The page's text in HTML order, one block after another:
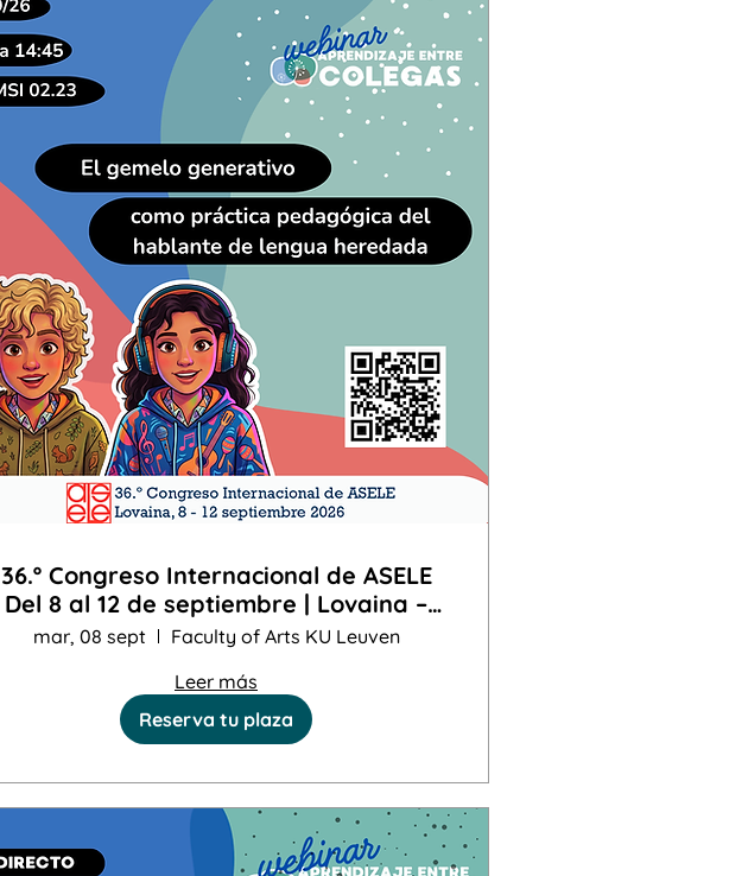
36.º Congreso Internacional de ASELE
Del 8 al 12 de septiembre | Lovaina –
Leuven – Louvain (Bélgica 🇧🇪)
mar, 08 sept
Faculty of Arts KU Leuven
Leer más
Reserva tu plaza